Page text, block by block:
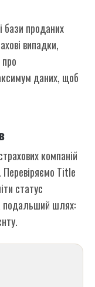
бази проданих
випадки,
даних, щоб
компаній
Перевіряємо Title
статус
подальший шлях: